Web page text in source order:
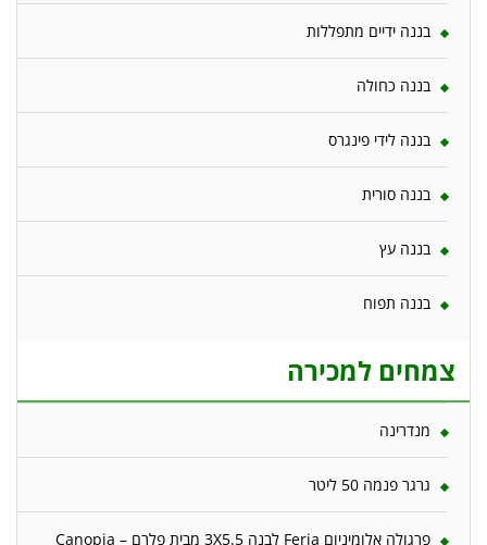
בננה ידיים מתפללות
בננה כחולה
בננה לידי פינגרס
בננה סורית
בננה עץ
בננה תפוח
צמחים למכירה
מנדרינה
גרגר פנמה 50 ליטר
פרגולה אלומיניום Feria לבנה 3X5.5 מבית פלרם – Canopia